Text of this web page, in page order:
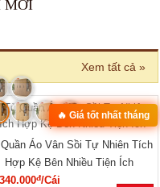
MÃ: 3431
Bộ Bàn Ghế Đối Lớn Gỗ Gõ Đỏ
Tựa Lưng Nan Hiện Đại Đẹp
›